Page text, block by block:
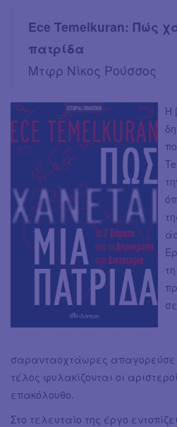
Ece Temelkuran: Πώς
πατρίδα
Μτφρ Νίκος Ρούσσος
Η
σε
σαρανταοχτάωρες
τέλος φυλακίζονται οι
επακόλουθο.
Στο τελευταίο της έργο